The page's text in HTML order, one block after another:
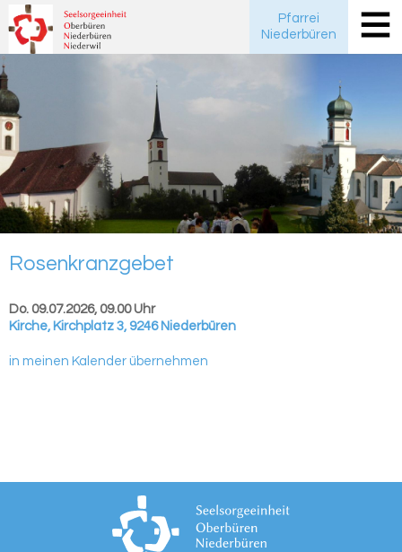
Pfarrei
Niederbüren
Ro­sen­kranz­ge­bet
Do. 09.07.2026, 09.00 Uhr
Kirche, Kirchplatz 3, 9246 Niederbüren
in meinen Kalender übernehmen